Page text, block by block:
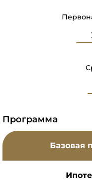
Программа
Базовая